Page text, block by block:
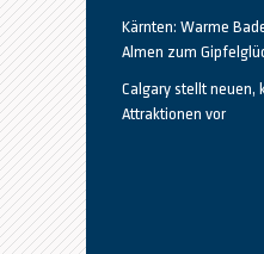
Kärnten: Warme
Almen zum
Calgary stellt neuen,
Attraktionen vor